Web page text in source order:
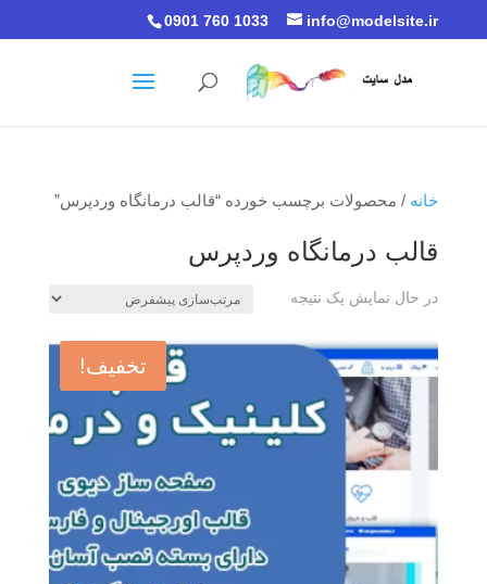
0901 760 1033 info@modelsite.ir
خانه / محصولات برچسب خورده “قالب درمانگاه وردپرس”
قالب درمانگاه وردپرس
در حال نمایش یک نتیجه
تخفیف!